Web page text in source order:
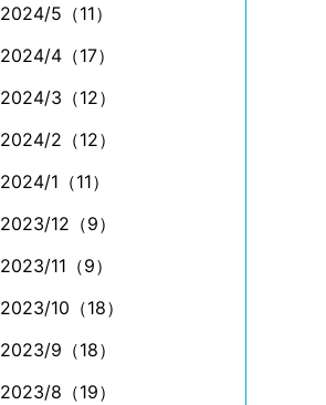
2024/5（11）
2024/4（17）
2024/3（12）
2024/2（12）
2024/1（11）
2023/12（9）
2023/11（9）
2023/10（18）
2023/9（18）
2023/8（19）